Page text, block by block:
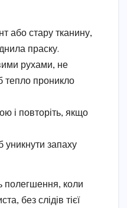
або стару тканину,
праску.
рухами, не
тепло проникло
і повторіть, якщо
уникнути запаху
полегшення, коли
без слідів тієї